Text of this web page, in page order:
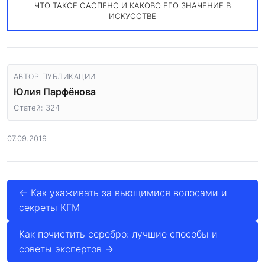
ЧТО ТАКОЕ САСПЕНС И КАКОВО ЕГО ЗНАЧЕНИЕ В
ИСКУССТВЕ
АВТОР ПУБЛИКАЦИИ
Юлия Парфёнова
Статей: 324
07.09.2019
← Как ухаживать за вьющимися волосами и
секреты КГМ
Как почистить серебро: лучшие способы и
советы экспертов →